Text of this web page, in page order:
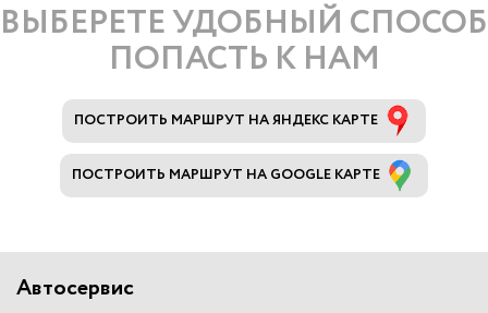
ВЫБЕРЕТЕ УДОБНЫЙ СПОСОБ
ПОПАСТЬ К НАМ
ПОСТРОИТЬ МАРШРУТ НА ЯНДЕКС КАРТЕ
ПОСТРОИТЬ МАРШРУТ НА GOOGLE КАРТЕ
Автосервис